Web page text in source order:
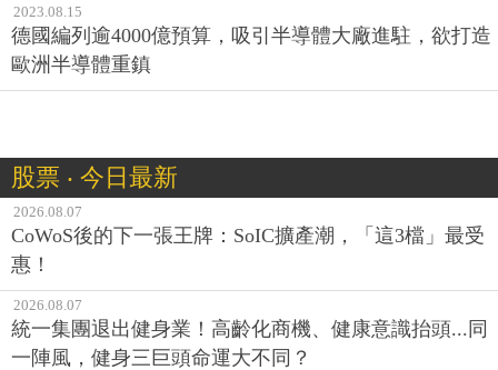
2023.08.15
德國編列逾4000億預算，吸引半導體大廠進駐，欲打造
歐洲半導體重鎮
股票 ‧ 今日最新
2026.08.07
CoWoS後的下一張王牌：SoIC擴產潮，「這3檔」最受
惠！
2026.08.07
統一集團退出健身業！高齡化商機、健康意識抬頭...同
一陣風，健身三巨頭命運大不同？